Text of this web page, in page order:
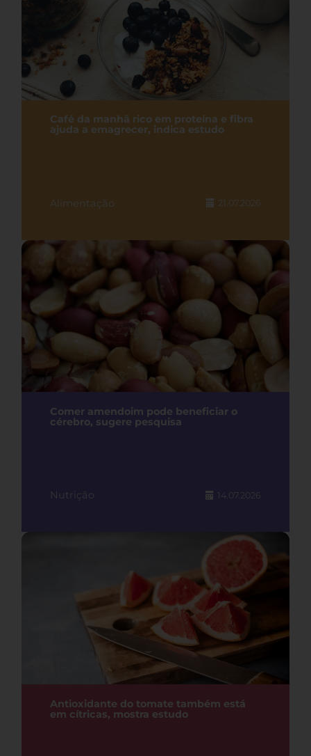
Café da manhã rico em proteína e fibra
ajuda a emagrecer, indica estudo
Alimentação 21.07.2026
Comer amendoim pode beneficiar o
cérebro, sugere pesquisa
Nutrição 14.07.2026
Antioxidante do tomate também está
em cítricas, mostra estudo